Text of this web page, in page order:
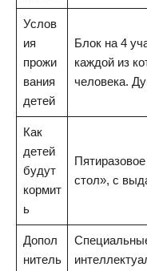
Услов
ия
прожи
вания
детей
Блок на 4
каждой из
человека.
Как
детей
будут
кормит
ь
стол», с
Допол
нитель